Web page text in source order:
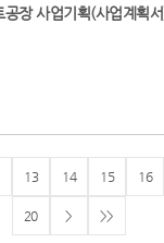
장 사업기획(사업계획
13 14 15 16
20 > >>